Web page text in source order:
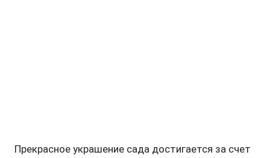
Прекрасное украшение сада достигается за счет